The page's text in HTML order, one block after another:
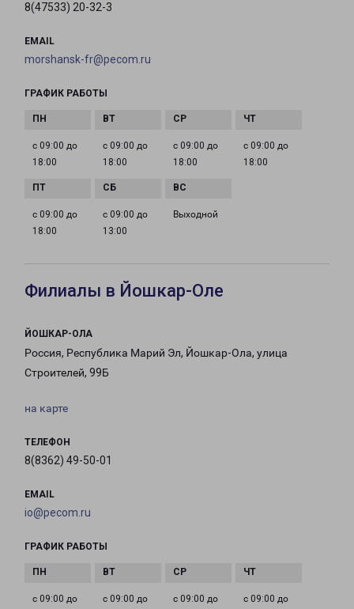
8(47533) 20-32-3
EMAIL
morshansk-fr@pecom.ru
ГРАФИК РАБОТЫ
с 09:00 до
18:00
с 09:00 до
18:00
с 09:00 до
18:00
с 09:00 до
18:00
с 09:00 до
18:00
с 09:00 до
13:00
Выходной
Филиалы в Йошкар-Оле
ЙОШКАР-ОЛА
Россия, Республика Марий Эл, Йошкар-Ола, улица
Строителей, 99Б
на карте
ТЕЛЕФОН
8(8362) 49-50-01
EMAIL
io@pecom.ru
ГРАФИК РАБОТЫ
с 09:00 до с 09:00 до с 09:00 до с 09:00 до